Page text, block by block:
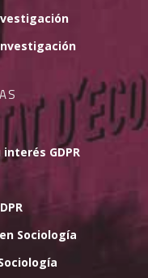
GDPR
Sociología